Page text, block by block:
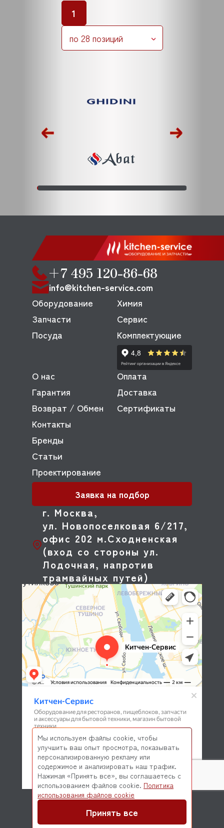
1
по 28 позиций
+7 495 120-86-68
info@kitchen-service.com
г. Москва,
ул. Новопоселковая 6/217,
офис 202 м.Сходненская
(вход со стороны ул.
Лодочная, напротив
трамвайных путей)
Оборудование
Запчасти
Посуда
Химия
Сервис
Комплектующие
О нас
Оплата
Гарантия
Доставка
Возврат / Обмен
Сертификаты
Контакты
Бренды
Статьи
Проектирование
Заявка на подбор
© 2026 Kitchen-Service.com Интернет-магазин запчастей
и оборудования профессиональной кухни
Мы используем файлы cookie, чтобы
улучшить ваш опыт просмотра, показывать
персонализированную рекламу или
содержимое и анализировать наш трафик.
Нажимая «Принять все», вы соглашаетесь с
использованием файлов cookie. Политика
использования файлов cookie
Принять все